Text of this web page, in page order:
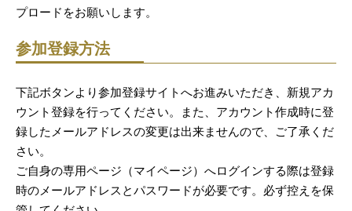
プロードをお願いします。
参加登録方法
下記ボタンより参加登録サイトへお進みいただき、新規アカ
ウント登録を行ってください。また、アカウント作成時に登
録したメールアドレスの変更は出来ませんので、ご了承くだ
さい。
ご自身の専用ページ（マイページ）へログインする際は登録
時のメールアドレスとパスワードが必要です。必ず控えを保